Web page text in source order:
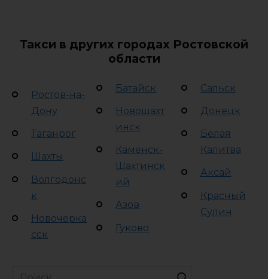
Такси в других городах Ростовской
области
Ростов-на-
Дону
Таганрог
Шахты
Волгодонс
к
Новочерка
сск
Батайск
Новошахт
инск
Каменск-
Шахтинск
ий
Азов
Гуково
Сальск
Донецк
Белая
Калитва
Аксай
Красный
Сулин
Search